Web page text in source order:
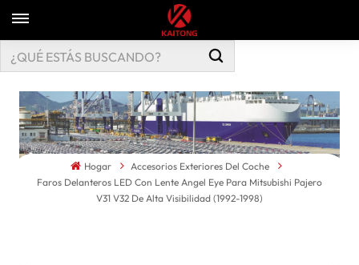
Hogar
Accesorios Exteriores Del Coche
Faros Delanteros LED Con Lente Angel Eye Para Mitsubishi Pajero
V31 V32 De Alta Visibilidad (1992-1998)